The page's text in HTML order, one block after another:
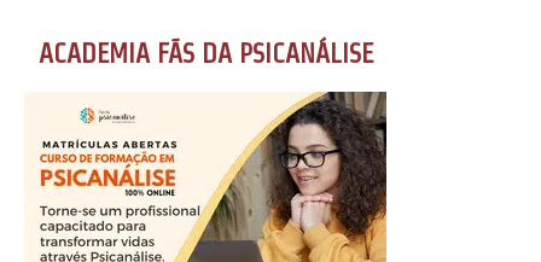
ACADEMIA FÃS DA PSICANÁLISE